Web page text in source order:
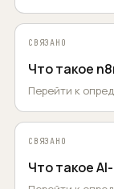
СВЯЗАНО
Что такое
Перейти к
СВЯЗАНО
Что такое